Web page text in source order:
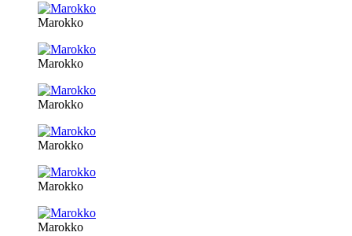
Marokko
Marokko
Marokko
Marokko
Marokko
Marokko